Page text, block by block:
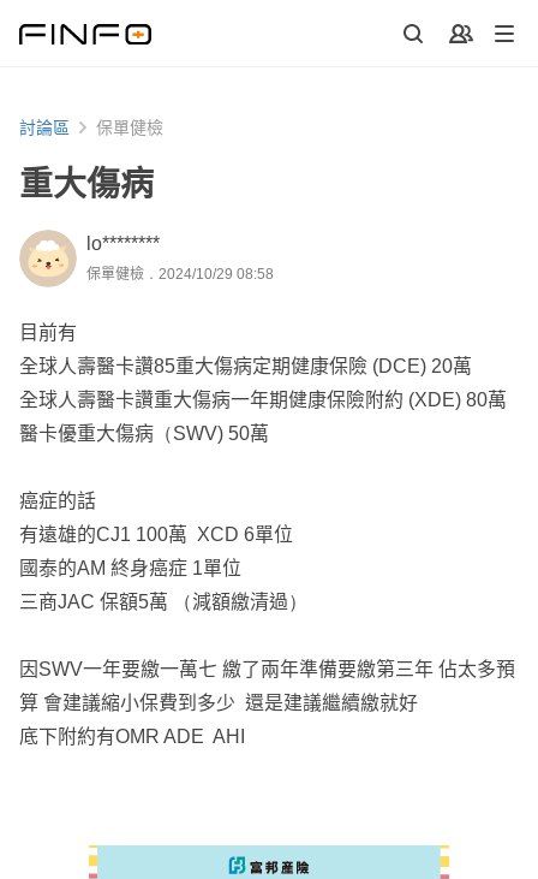
討論區 保單健檢
重大傷病
lo********
保單健檢．2024/10/29 08:58
目前有
全球人壽醫卡讚85重大傷病定期健康保險 (DCE) 20萬
全球人壽醫卡讚重大傷病一年期健康保險附約 (XDE) 80萬
醫卡優重大傷病（SWV) 50萬
癌症的話
有遠雄的CJ1 100萬 XCD 6單位
國泰的AM 終身癌症 1單位
三商JAC 保額5萬 （減額繳清過）
因SWV一年要繳一萬七 繳了兩年準備要繳第三年 佔太多預
算 會建議縮小保費到多少 還是建議繼續繳就好
底下附約有OMR ADE AHI